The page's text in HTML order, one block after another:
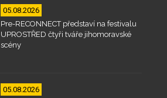
05.08.2026
Pre-RECONNECT představí na festivalu
UPROSTŘED čtyři tváře jihomoravské
scény
05.08.2026